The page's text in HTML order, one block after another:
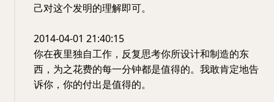
己对这个发明的理解即可。
2014-04-01 21:40:15
你在夜里独自工作，反复思考你所设计和制造的东
西，为之花费的每一分钟都是值得的。我敢肯定地告
诉你，你的付出是值得的。